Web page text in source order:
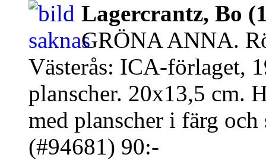
Lagercrantz, Bo
GRÖNA ANNA.
Västerås: ICA-förlaget,
planscher. 20x13,5 cm.
med planscher i färg
(#94681) 90:-